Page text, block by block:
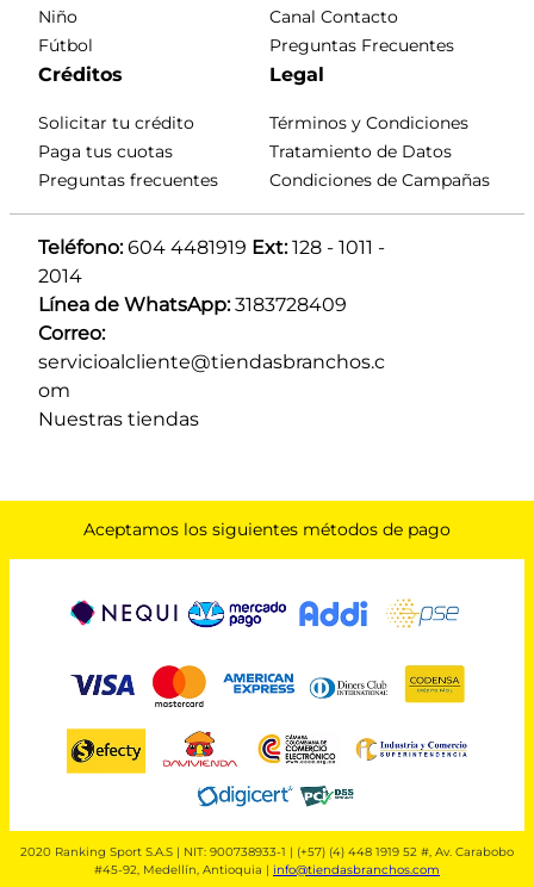
Niño
Fútbol
Canal Contacto
Preguntas Frecuentes
Créditos
Solicitar tu crédito
Paga tus cuotas
Preguntas frecuentes
Legal
Términos y Condiciones
Tratamiento de Datos
Condiciones de Campañas
Teléfono: 604 4481919 Ext: 128 - 1011 -
2014
Línea de WhatsApp: 3183728409
Correo:
servicioalcliente@tiendasbranchos.c
om
Nuestras tiendas
Aceptamos los siguientes métodos de pago
2020 Ranking Sport S.A.S | NIT: 900738933-1 | (+57) (4) 448 1919 52 #, Av. Carabobo
#45-92, Medellín, Antioquia | info@tiendasbranchos.com